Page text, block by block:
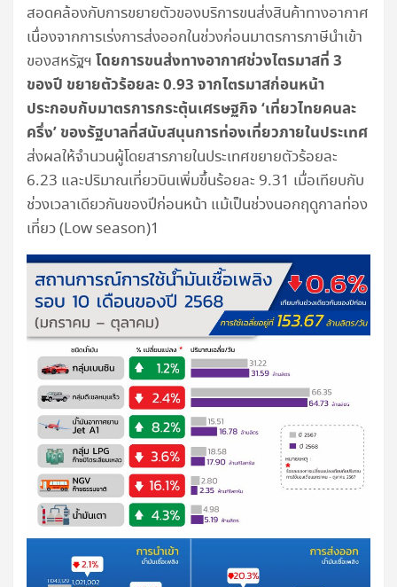
สอดคล้องกับการขยายตัวของบริการขนส่งสินค้าทางอากาศ
เนื่องจากการเร่งการส่งออกในช่วงก่อนมาตรการภาษีนำเข้า
ของสหรัฐฯ โดยการขนส่งทางอากาศช่วงไตรมาสที่ 3
ของปี ขยายตัวร้อยละ 0.93 จากไตรมาสก่อนหน้า
ประกอบกับมาตรการกระตุ้นเศรษฐกิจ ‘เที่ยวไทยคนละ
ครึ่ง’ ของรัฐบาลที่สนับสนุนการท่องเที่ยวภายในประเทศ
ส่งผลให้จำนวนผู้โดยสารภายในประเทศขยายตัวร้อยละ
6.23 และปริมาณเที่ยวบินเพิ่มขึ้นร้อยละ 9.31 เมื่อเทียบกับ
ช่วงเวลาเดียวกันของปีก่อนหน้า แม้เป็นช่วงนอกฤดูกาลท่อง
เที่ยว (Low season)1